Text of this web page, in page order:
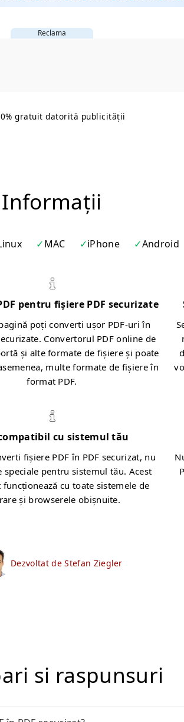
Reclama
gratuit datorită publicității
Informații
MAC iPhone Android
pentru fișiere PDF securizate
poți converti ușor PDF-uri în
Convertorul PDF online de
și alte formate de fișiere și poate
multe formate de fișiere în
format PDF.
cu sistemul tău
fișiere PDF în PDF securizat, nu
speciale pentru sistemul tău. Acest
cu toate sistemele de
și browserele obișnuite.
Dezvoltat de Stefan Ziegler
si raspunsuri